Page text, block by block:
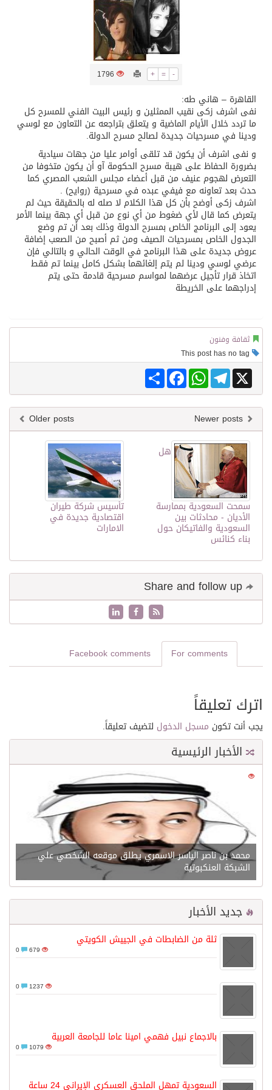
ثلة من الضابطات في الجييش الكويتي
كسوة الكعبة تعتلي البيت العتيق
+ = -
1796
القاهرة – هاني طه:
نفى اشرف زكى نقيب الممثلين و رئيس البيت الفني للمسرح كل
ما تردد خلال الأيام الماضية و يتعلق بتراجعه عن التعاون مع لوسي
ودينا في مسرحيات جديدة لصالح مسرح الدولة.
و نفى اشرف أن يكون قد تلقى أوامر عليا من جهات سيادية
بضرورة الحفاظ على هيبة مسرح الحكومة آو أن يكون متخوفا من
التعرض لهجوم عنيف من قبل أعضاء مجلس الشعب المصري كما
حدث بعد تعاونه مع فيفي عبده في مسرحية (روايح) .
اشرف زكى أوضح بأن كل هذا الكلام لا صله له بالحقيقة حيث لم
يتعرض كما قال لأي ضغوط من أي نوع من قبل أي جهة بينما الأمر
يعود إلى البرنامج الخاص بمسرح الدولة وذلك بعد أن تم وضع
الجدول الخاص بمسرحيات الصيف ومن ثم أصبح من الصعب إضافة
عروض جديدة على هذا البرنامج في الوقت الحالي و بالتالي فإن
عرضي لوسي ودينا لم يتم إلغائهما بشكل كامل بينما تم فقط
اتخاذ قرار تأجيل عرضهما لمواسم مسرحية قادمة حتى يتم
إدراجهما على الخريطة
ثقافة وفنون
Share
FacebookWhatsAppTelegram X
Older posts
تأسيس شركة طيران
اقتصادية جديدة في
الامارات
هل
سمحت السعودية بممارسة
الأديان - محادثات بين
السعودية والفاتيكان حول
بناء كنائس
For comments
Facebook comments
اترك تعليقاً
يجب أنت تكون مسجل الدخول لتضيف تعليقاً.
الأخبار الرئيسية
21666
محمد بن ناصر الياسر الاسمري يطلق موقعه الشخصي علي
الشبكة العنكبوتية
جديد الأخبار
ثلة من الضابطات في الجييش الكويتي
679
1237
بالاجماع نبيل فهمي امينا عاما للجامعة العربية
1079
السعودية تمهل الملحق العسكري الإيراني 24 ساعة